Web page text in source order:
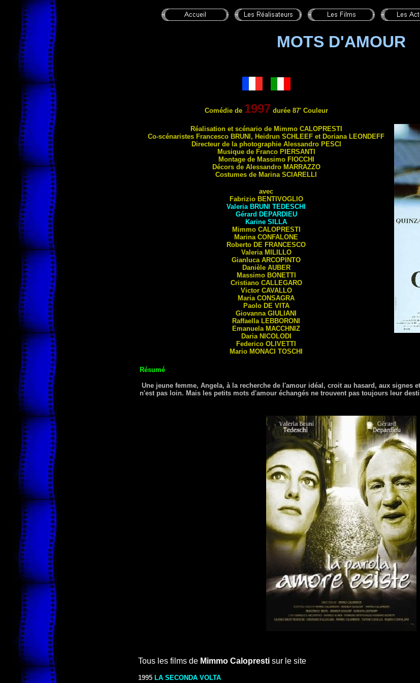
MOTS D'AMOUR
Comédie de 1997 durée 87' Couleur
Réalisation et scénario de Mimmo CALOPRESTI
Co-scénaristes Francesco BRUNI , Heidrun SCHLEEF et Doriana LEONDEFF
Directeur de la photographie Alessandro PESCI
Musique de Franco PIERSANTI
Montage de Massimo FIOCCHI
Décors de Alessandro MARRAZZO
Costumes de Marina SCIARELLI
avec
Fabrizio BENTIVOGLIO
Valeria BRUNI TEDESCHI
Gérard DEPARDIEU
Karine SILLA
Mimmo CALOPRESTI
Marina CONFALONE
Roberto DE FRANCESCO
Valeria MILILLO
Gianluca ARCOPINTO
Danièle AUBER
Massimo BONETTI
Cristiano CALLEGARO
Victor CAVALLO
Maria CONSAGRA
Paolo DE VITA
Giovanna GIULIANI
Raffaella LEBBORONI
Emanuela MACCHNIZ
Daria NICOLODI
Federico OLIVETTI
Mario MONACI TOSCHI
Résumé
Une jeune femme, Angela, à la recherche de l'amour idéal, croit au hasard, aux signes
n'est pas loin. Mais les petits mots d'amour échangés ne trouvent pas toujours leur
Tous les films de Mimmo Calopresti sur le site
1995 LA SECONDA VOLTA